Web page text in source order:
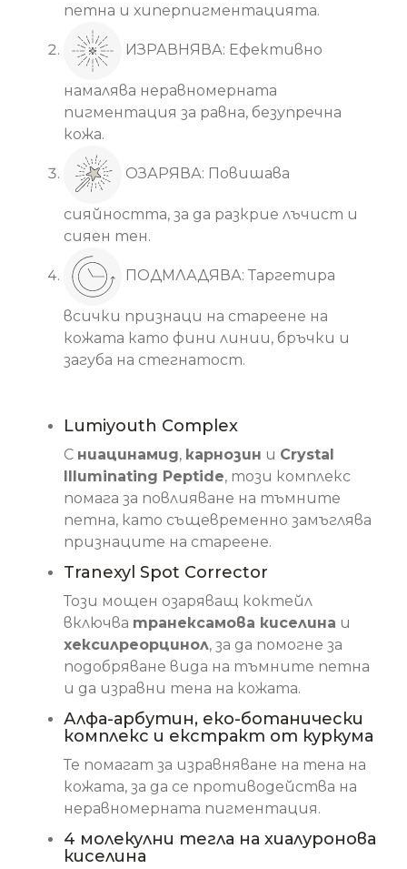
петна и хиперпигментацията.
ИЗРАВНЯВА: Ефективно
намалява неравномерната
пигментация за равна, безупречна
кожа.
ОЗАРЯВА: Повишава
сияйността, за да разкрие лъчист и
сияен тен.
ПОДМЛАДЯВА: Таргетира
всички признаци на стареене на
кожата като фини линии, бръчки и
загуба на стегнатост.
Lumiyouth Complex
С ниацинамид, карнозин и Crystal
Illuminating Peptide, този комплекс
помага за повлияване на тъмните
петна, като същевременно замъглява
признаците на стареене.
Tranexyl Spot Corrector
Този мощен озаряващ коктейл
включва транексамова киселина и
хексилреорцинол, за да помогне за
подобряване вида на тъмните петна
и да изравни тена на кожата.
Алфа-арбутин, еко-ботанически
комплекс и екстракт от куркума
Те помагат за изравняване на тена на
кожата, за да се противодейства на
неравномерната пигментация.
4 молекулни тегла на хиалуронова
киселина